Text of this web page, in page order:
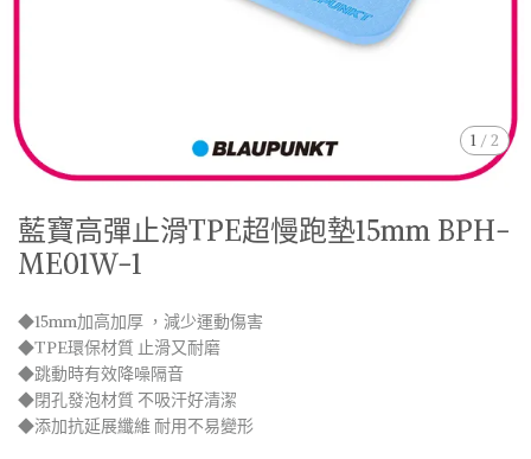
1 /2
藍寶高彈止滑TPE超慢跑墊15mm BPH-
ME01W-1
◆15mm加高加厚 ，減少運動傷害
◆TPE環保材質 止滑又耐磨
◆跳動時有效降噪隔音
◆閉孔發泡材質 不吸汗好清潔
◆添加抗延展纖維 耐用不易變形